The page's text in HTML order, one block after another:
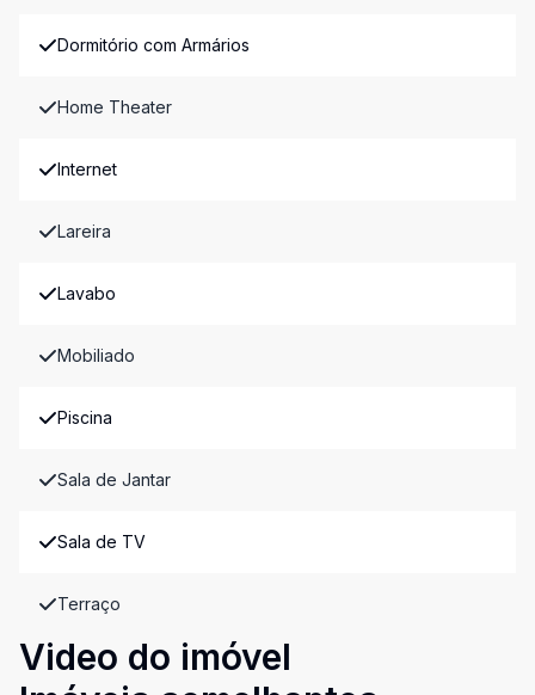
Dormitório com Armários
Home Theater
Internet
Lareira
Lavabo
Mobiliado
Piscina
Sala de Jantar
Sala de TV
Terraço
Video do imóvel